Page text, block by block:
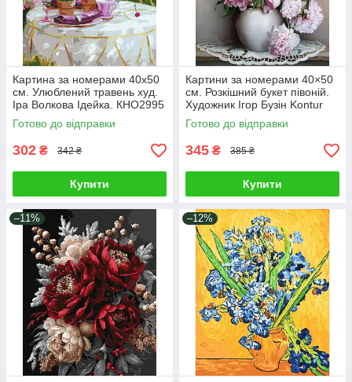
Картина за номерами 40х50
см. Улюблений травень худ.
Іра Волкова Ідейка. КНО2995
Готово до відправки
302 ₴ 342 ₴
Купити
Картини за номерами 40×50
см. Розкішний букет півоній.
Художник Ігор Бузін Kontur
Готово до відправки
345 ₴ 385 ₴
Купити
–11% –12%